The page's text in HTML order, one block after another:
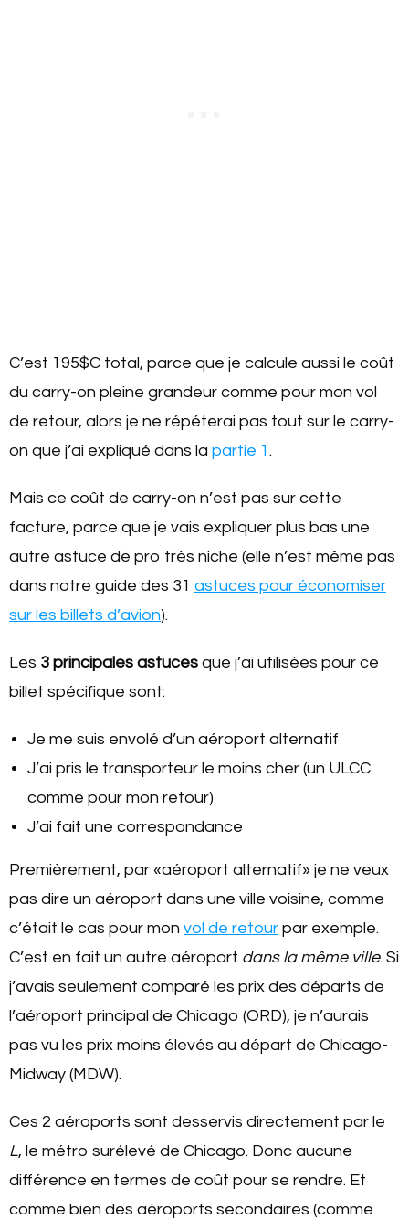
C’est 195$C total, parce que je calcule aussi le coût
du carry-on pleine grandeur comme pour mon vol
de retour, alors je ne répéterai pas tout sur le carry-
on que j’ai expliqué dans la partie 1 .
Mais ce coût de carry-on n’est pas sur cette
facture, parce que je vais expliquer plus bas une
autre astuce de pro très niche (elle n’est même pas
dans notre guide des 31 astuces pour économiser
sur les billets d’avion).
Les 3 principales astuces que j’ai utilisées pour ce
billet spécifique sont:
Je me suis envolé d’un aéroport alternatif
J’ai pris le transporteur le moins cher (un ULCC
comme pour mon retour)
J’ai fait une correspondance
Premièrement, par «aéroport alternatif» je ne veux
pas dire un aéroport dans une ville voisine, comme
c’était le cas pour mon vol de retour par exemple.
C’est en fait un autre aéroport dans la même ville. Si
j’avais seulement comparé les prix des départs de
l’aéroport principal de Chicago (ORD), je n’aurais
pas vu les prix moins élevés au départ de Chicago-
Midway (MDW).
Ces 2 aéroports sont desservis directement par le
L, le métro surélevé de Chicago. Donc aucune
différence en termes de coût pour se rendre. Et
comme bien des aéroports secondaires (comme